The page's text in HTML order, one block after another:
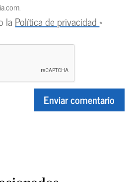
.
la Política de privacidad*